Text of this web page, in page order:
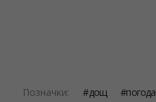
Позначки: дощ погода